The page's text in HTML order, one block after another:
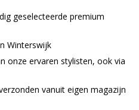
geselecteerde premium
Winterswijk
onze ervaren stylisten, ook via
vanuit eigen magazijn